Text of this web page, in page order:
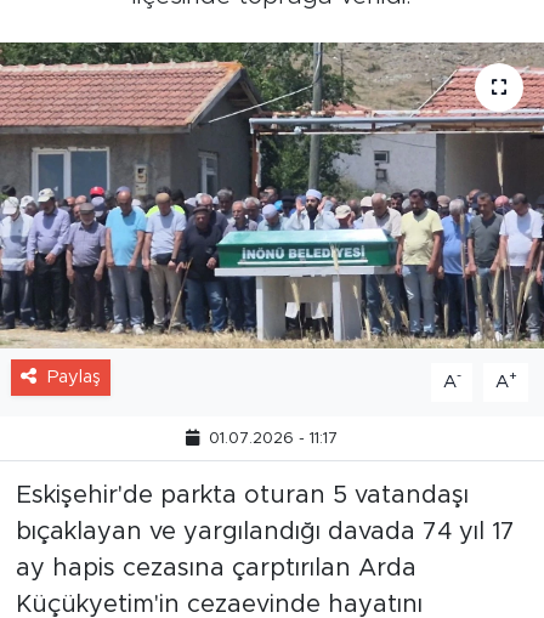
Paylaş A- A+
01.07.2026 - 11:17
Eskişehir'de parkta oturan 5 vatandaşı
bıçaklayan ve yargılandığı davada 74 yıl 17
ay hapis cezasına çarptırılan Arda
Küçükyetim'in cezaevinde hayatını